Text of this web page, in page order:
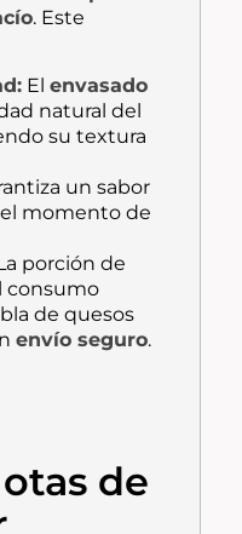
. Este
Elenvasado
natural del
su textura
un sabor
momento de
porción de
consumo
de quesos
envío seguro.
de